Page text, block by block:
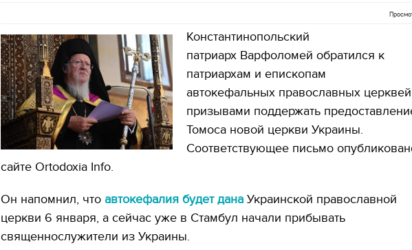
Константинопольский
патриарх Варфоломей обратился к
патриархам и епископам
автокефальных православных
призывами поддержать
Томоса новой церкви Украины.
Соответствующее письмо
сайте Ortodoxia Info.
Он напомнил, что автокефалия будет дана Украинской православной
церкви 6 января, а сейчас уже в Стамбул начали прибывать
священнослужители из Украины.